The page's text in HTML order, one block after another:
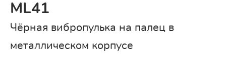
ML41
Чёрная вибропулька на палец в
металлическом корпусе